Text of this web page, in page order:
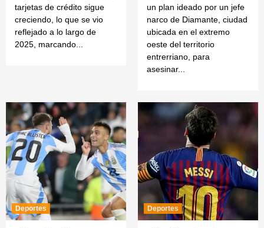
tarjetas de crédito sigue
creciendo, lo que se vio
reflejado a lo largo de
2025, marcando...
un plan ideado por un jefe
narco de Diamante, ciudad
ubicada en el extremo
oeste del territorio
entrerriano, para
asesinar...
Deportes Deportes